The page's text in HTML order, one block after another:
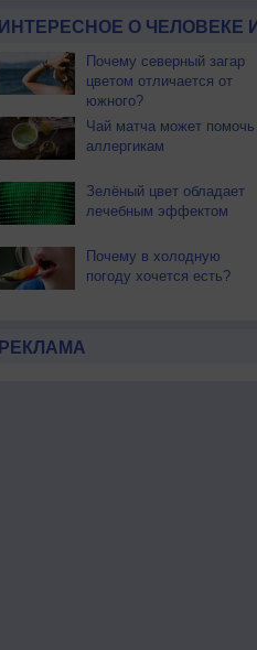
ИНТЕРЕСНОЕ О ЧЕЛОВЕКЕ
Почему северный загар
цветом отличается от
южного?
Чай матча может помочь
аллергикам
Зелёный цвет обладает
лечебным эффектом
Почему в холодную
погоду хочется есть?
РЕКЛАМА